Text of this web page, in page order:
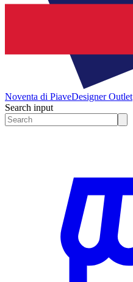
Noventa di PiaveDesigner Outlet
Search input